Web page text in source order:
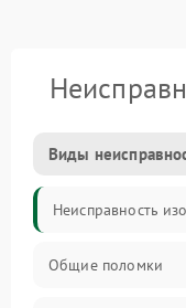
Виды
Неисправность
Общие поломки